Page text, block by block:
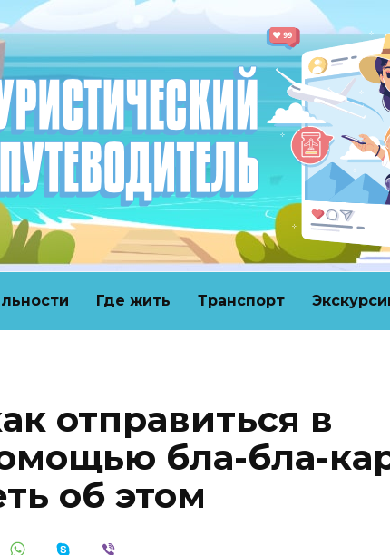
Где жить Транспорт
отправиться в
бла-бла-
об этом